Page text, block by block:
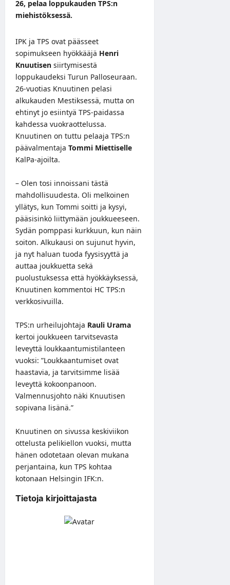
26, pelaa loppukauden TPS:n
miehistöksessä.
IPK ja TPS ovat päässeet
sopimukseen hyökkääjä Henri
Knuutisen siirtymisestä
loppukaudeksi Turun Palloseuraan.
26-vuotias Knuutinen pelasi
alkukauden Mestiksessä, mutta on
ehtinyt jo esiintyä TPS-paidassa
kahdessa vuokraottelussa.
Knuutinen on tuttu pelaaja TPS:n
päävalmentaja Tommi Miettiselle
KalPa-ajoilta.
– Olen tosi innoissani tästä
mahdollisuudesta. Oli melkoinen
yllätys, kun Tommi soitti ja kysyi,
pääsisinkö liittymään joukkueeseen.
Sydän pomppasi kurkkuun, kun näin
soiton. Alkukausi on sujunut hyvin,
ja nyt haluan tuoda fyysisyyttä ja
auttaa joukkuetta sekä
puolustuksessa että hyökkäyksessä,
Knuutinen kommentoi HC TPS:n
verkkosivuilla.
TPS:n urheilujohtaja Rauli Urama
kertoi joukkueen tarvitsevasta
leveyttä loukkaantumistilanteen
vuoksi: ”Loukkaantumiset ovat
haastavia, ja tarvitsimme lisää
leveyttä kokoonpanoon.
Valmennusjohto näki Knuutisen
sopivana lisänä.”
Knuutinen on sivussa keskiviikon
ottelusta pelikiellon vuoksi, mutta
hänen odotetaan olevan mukana
perjantaina, kun TPS kohtaa
kotonaan Helsingin IFK:n.
Tietoja kirjoittajasta